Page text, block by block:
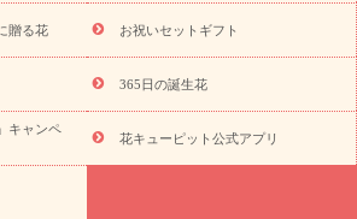
-ハナモア-）
花とみどりのeギフト
カラー ピンク イエローオレンジ
レッ
トルコキキョウ
円～ お祝い・4000円～
お祝い・
円～ お祝い・ 10000円～
お供え・お
・
贈る花 お祝いセットギフト
365日の誕生花
キャンペ
花キューピット公式アプリ